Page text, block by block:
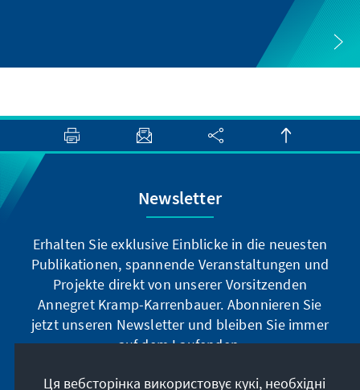
Newsletter
Erhalten Sie exklusive Einblicke in die neuesten
Publikationen, spannende Veranstaltungen und
Projekte direkt von unserer Vorsitzenden
Annegret Kramp-Karrenbauer. Abonnieren Sie
jetzt unseren Newsletter und bleiben Sie immer
auf dem Laufenden.
Ця вебсторінка використовує кукі, необхідні